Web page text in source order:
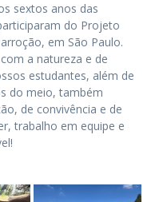
sextos anos das
do Projeto
em São Paulo.
a natureza e de
estudantes, além de
do meio, também
de convivência e de
trabalho em equipe e